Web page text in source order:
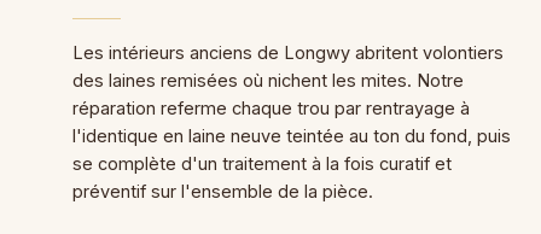
Les intérieurs anciens de Longwy abritent volontiers
des laines remisées où nichent les mites. Notre
réparation referme chaque trou par rentrayage à
l'identique en laine neuve teintée au ton du fond, puis
se complète d'un traitement à la fois curatif et
préventif sur l'ensemble de la pièce.